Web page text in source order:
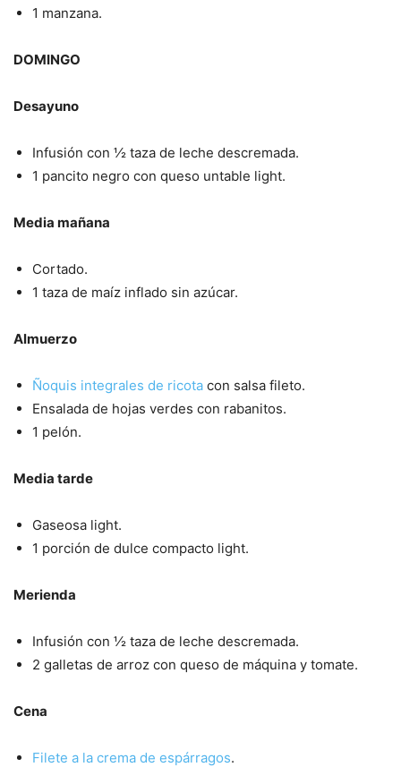
1 manzana.
DOMINGO
Desayuno
Infusión con ½ taza de leche descremada.
1 pancito negro con queso untable light.
Media mañana
Cortado.
1 taza de maíz inflado sin azúcar.
Almuerzo
Ñoquis integrales de ricota con salsa fileto.
Ensalada de hojas verdes con rabanitos.
1 pelón.
Media tarde
Gaseosa light.
1 porción de dulce compacto light.
Merienda
Infusión con ½ taza de leche descremada.
2 galletas de arroz con queso de máquina y tomate.
Cena
Filete a la crema de espárragos.